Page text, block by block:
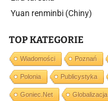
Yuan renminbi (Chiny)
TOP KATEGORIE
Wiadomości Poznań
Polonia Publicystyka
Goniec.net Globalizacja